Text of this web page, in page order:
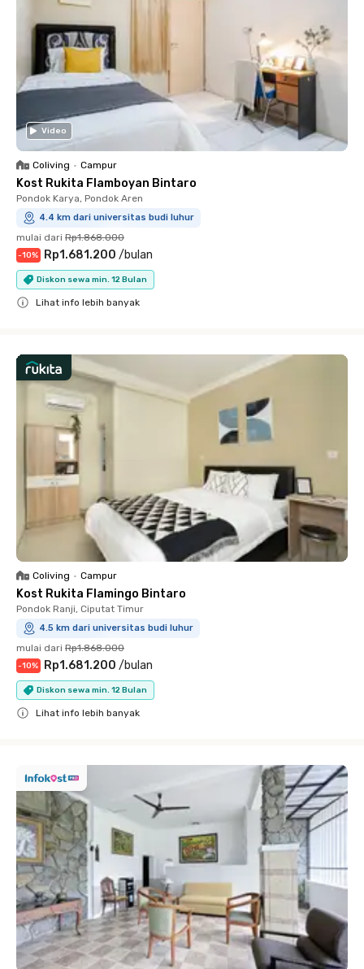
Video
Coliving • Campur
Kost Rukita Flamboyan Bintaro
Pondok Karya, Pondok Aren
4.4 km dari universitas budi luhur
mulai dari Rp1.868.000
-10% Rp1.681.200 /bulan
Diskon sewa min. 12 Bulan
Lihat info lebih banyak
Coliving • Campur
Kost Rukita Flamingo Bintaro
Pondok Ranji, Ciputat Timur
4.5 km dari universitas budi luhur
mulai dari Rp1.868.000
-10% Rp1.681.200 /bulan
Diskon sewa min. 12 Bulan
Lihat info lebih banyak